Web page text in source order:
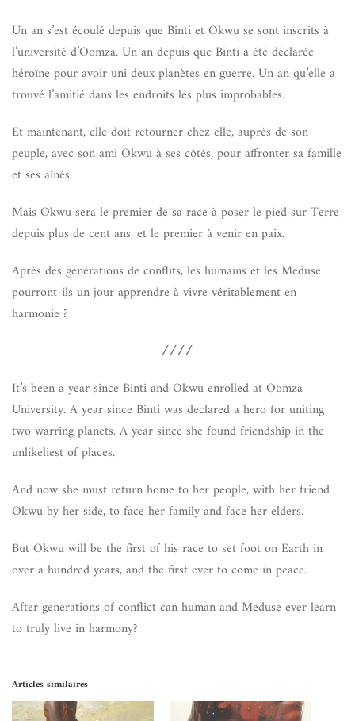
Un an s’est écoulé depuis que Binti et Okwu se sont inscrits à
l’université d’Oomza. Un an depuis que Binti a été déclarée
héroïne pour avoir uni deux planètes en guerre. Un an qu’elle a
trouvé l’amitié dans les endroits les plus improbables.
Et maintenant, elle doit retourner chez elle, auprès de son
peuple, avec son ami Okwu à ses côtés, pour affronter sa famille
et ses aînés.
Mais Okwu sera le premier de sa race à poser le pied sur Terre
depuis plus de cent ans, et le premier à venir en paix.
Après des générations de conflits, les humains et les Meduse
pourront-ils un jour apprendre à vivre véritablement en
harmonie ?
////
It’s been a year since Binti and Okwu enrolled at Oomza
University. A year since Binti was declared a hero for uniting
two warring planets. A year since she found friendship in the
unlikeliest of places.
And now she must return home to her people, with her friend
Okwu by her side, to face her family and face her elders.
But Okwu will be the first of his race to set foot on Earth in
over a hundred years, and the first ever to come in peace.
After generations of conflict can human and Meduse ever learn
to truly live in harmony?
Articles similaires